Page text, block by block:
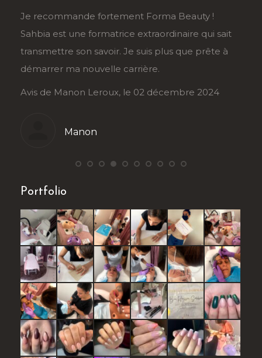
Je recommande fortement Forma Beauty !
Sahbia est une formatrice extraordinaire qui sait
transmettre son savoir. Je suis plus que prête à
démarrer ma nouvelle carrière.
Avis de Manon Leroux, le 02 décembre 2024
Manon
Portfolio